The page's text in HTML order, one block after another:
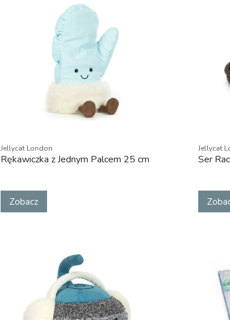
Jellycat London
Rękawiczka z Jednym Palcem 25 cm
Zobacz
Jellycat
Ser